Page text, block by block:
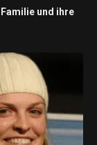
und ihre